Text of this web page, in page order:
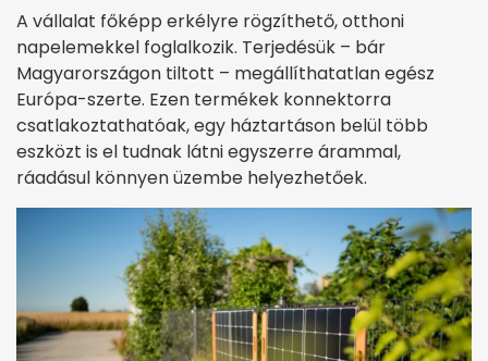
A vállalat főképp erkélyre rögzíthető, otthoni
napelemekkel foglalkozik. Terjedésük – bár
Magyarországon tiltott – megállíthatatlan egész
Európa-szerte. Ezen termékek konnektorra
csatlakoztathatóak, egy háztartáson belül több
eszközt is el tudnak látni egyszerre árammal,
ráadásul könnyen üzembe helyezhetőek.